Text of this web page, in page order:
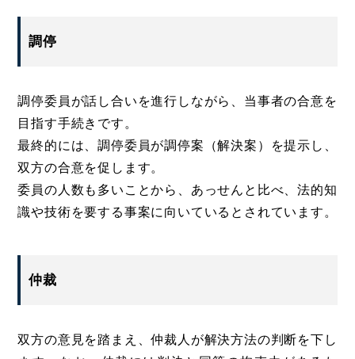
調停
調停委員が話し合いを進行しながら、当事者の合意を
目指す手続きです。
最終的には、調停委員が調停案（解決案）を提示し、
双方の合意を促します。
委員の人数も多いことから、あっせんと比べ、法的知
識や技術を要する事案に向いているとされています。
仲裁
双方の意見を踏まえ、仲裁人が解決方法の判断を下し